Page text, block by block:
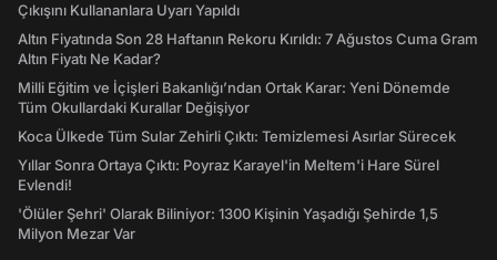
Çıkışını Kullananlara Uyarı Yapıldı
Altın Fiyatında Son 28 Haftanın Rekoru Kırıldı: 7 Ağustos Cuma Gram
Altın Fiyatı Ne Kadar?
Milli Eğitim ve İçişleri Bakanlığı’ndan Ortak Karar: Yeni Dönemde
Tüm Okullardaki Kurallar Değişiyor
Koca Ülkede Tüm Sular Zehirli Çıktı: Temizlemesi Asırlar Sürecek
Yıllar Sonra Ortaya Çıktı: Poyraz Karayel'in Meltem'i Hare Sürel
Evlendi!
'Ölüler Şehri' Olarak Biliniyor: 1300 Kişinin Yaşadığı Şehirde 1,5
Milyon Mezar Var